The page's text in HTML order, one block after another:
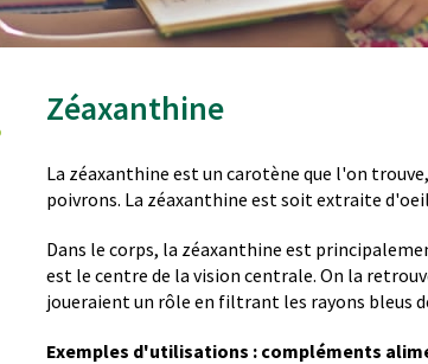
Zéaxanthine
La zéaxanthine est un carotène que l'on
poivrons. La zéaxanthine est soit extraite
Dans le corps, la zéaxanthine est
est le centre de la vision centrale. On la
joueraient un rôle en filtrant les rayons bleus
Exemples d'utilisations : compléments